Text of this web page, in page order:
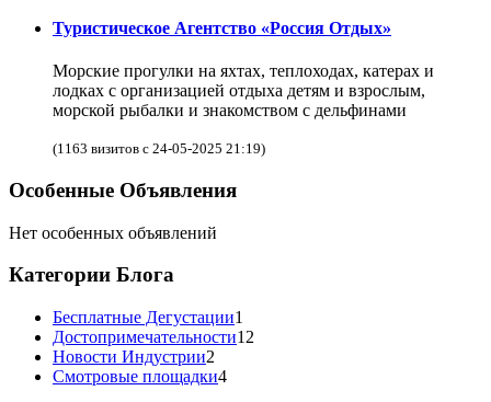
Туристическое Агентство «Россия Отдых»
Морские прогулки на яхтах, теплоходах, катерах и
лодках с организацией отдыха детям и взрослым,
морской рыбалки и знакомством с дельфинами
(1163 визитов с 24-05-2025 21:19)
Особенные Объявления
Нет особенных объявлений
Категории Блога
Бесплатные Дегустации1
Достопримечательности12
Новости Индустрии2
Смотровые площадки4